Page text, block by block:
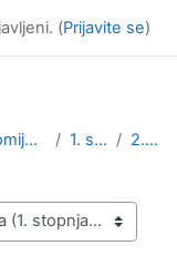
(Prijavite se)
Agronomija (1. stopnja) 1. stopnja 2. letnik